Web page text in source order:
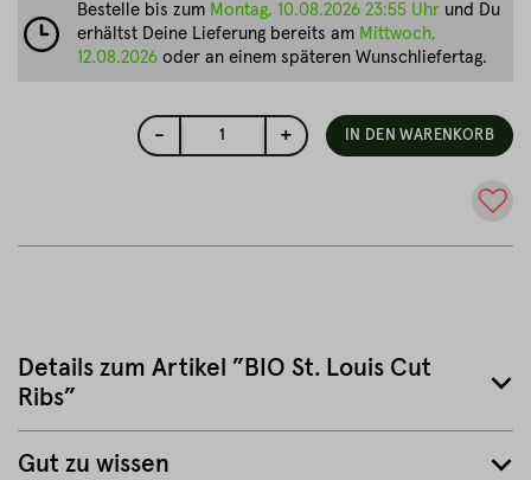
- 1 + IN DEN WARENKORB
Bestelle bis zum Montag, 10.08.2026 23:55 Uhr und Du
erhältst Deine Lieferung bereits am Mittwoch,
12.08.2026 oder an einem späteren Wunschliefertag.
Details zum Artikel ”BIO St. Louis Cut
Ribs”
Gut zu wissen